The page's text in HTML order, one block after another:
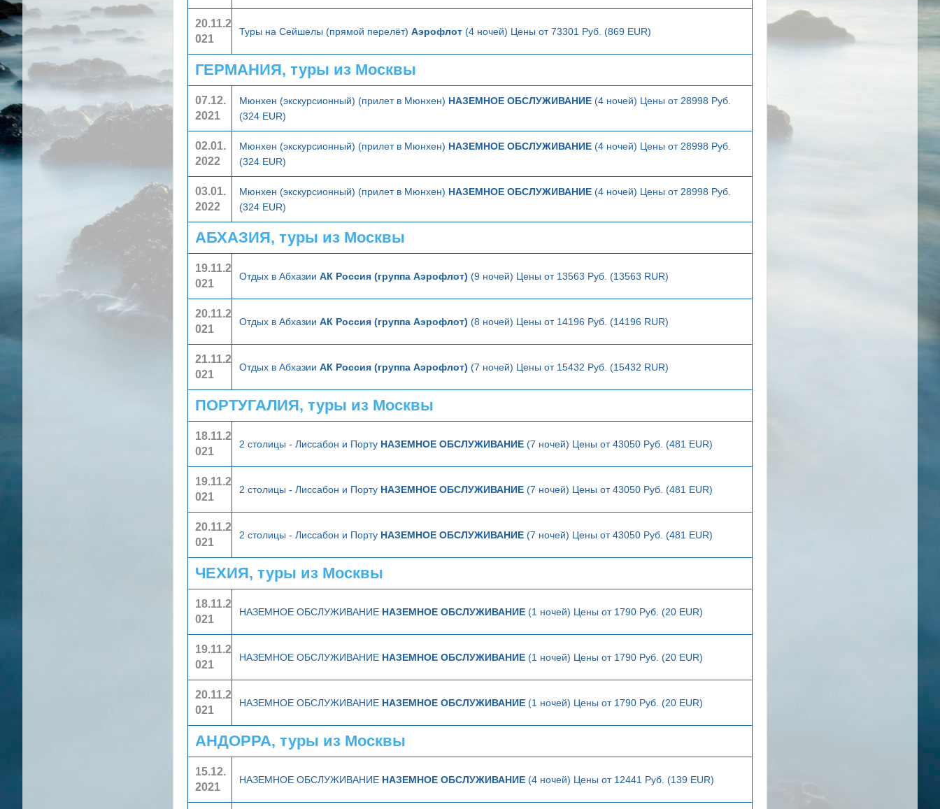
20.11.2
021
Туры на Сейшелы (прямой перелёт) Аэрофлот (4 ночей) Цены от 73301 Руб. (869 EUR)
ГЕРМАНИЯ, туры из Москвы
07.12.
2021
Мюнхен (экскурсионный) (прилет в Мюнхен) НАЗЕМНОЕ ОБСЛУЖИВАНИЕ (4 ночей) Цены от 28998 Руб.
(324 EUR)
02.01.
2022
Мюнхен (экскурсионный) (прилет в Мюнхен) НАЗЕМНОЕ ОБСЛУЖИВАНИЕ (4 ночей) Цены от 28998 Руб.
(324 EUR)
03.01.
2022
Мюнхен (экскурсионный) (прилет в Мюнхен) НАЗЕМНОЕ ОБСЛУЖИВАНИЕ (4 ночей) Цены от 28998 Руб.
(324 EUR)
АБХАЗИЯ, туры из Москвы
19.11.2
021
Отдых в Абхазии АК Россия (группа Аэрофлот) (9 ночей) Цены от 13563 Руб. (13563 RUR)
20.11.2
021
Отдых в Абхазии АК Россия (группа Аэрофлот) (8 ночей) Цены от 14196 Руб. (14196 RUR)
21.11.2
021
Отдых в Абхазии АК Россия (группа Аэрофлот) (7 ночей) Цены от 15432 Руб. (15432 RUR)
ПОРТУГАЛИЯ, туры из Москвы
18.11.2
021
2 столицы - Лиссабон и Порту НАЗЕМНОЕ ОБСЛУЖИВАНИЕ (7 ночей) Цены от 43050 Руб. (481 EUR)
19.11.2
021
2 столицы - Лиссабон и Порту НАЗЕМНОЕ ОБСЛУЖИВАНИЕ (7 ночей) Цены от 43050 Руб. (481 EUR)
20.11.2
021
2 столицы - Лиссабон и Порту НАЗЕМНОЕ ОБСЛУЖИВАНИЕ (7 ночей) Цены от 43050 Руб. (481 EUR)
ЧЕХИЯ, туры из Москвы
18.11.2
021
НАЗЕМНОЕ ОБСЛУЖИВАНИЕ НАЗЕМНОЕ ОБСЛУЖИВАНИЕ (1 ночей) Цены от 1790 Руб. (20 EUR)
19.11.2
021
НАЗЕМНОЕ ОБСЛУЖИВАНИЕ НАЗЕМНОЕ ОБСЛУЖИВАНИЕ (1 ночей) Цены от 1790 Руб. (20 EUR)
20.11.2
021
НАЗЕМНОЕ ОБСЛУЖИВАНИЕ НАЗЕМНОЕ ОБСЛУЖИВАНИЕ (1 ночей) Цены от 1790 Руб. (20 EUR)
АНДОРРА, туры из Москвы
15.12.
2021
НАЗЕМНОЕ ОБСЛУЖИВАНИЕ НАЗЕМНОЕ ОБСЛУЖИВАНИЕ (4 ночей) Цены от 12441 Руб. (139 EUR)